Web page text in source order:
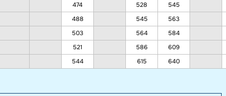
474 528 545
488 545 563
503 564 584
521 586 609
544 615 640